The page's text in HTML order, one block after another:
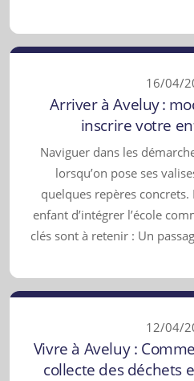
16/04/
Arriver à Aveluy :
inscrire votre
Naviguer dans les
lorsqu’on pose ses
quelques repères
enfant d’intégrer l’école
clés sont à retenir : Un
12/04/
Vivre à Aveluy :
collecte des déchets